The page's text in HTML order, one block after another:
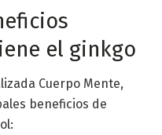
el ginkgo
Cuerpo Mente,
beneficios de